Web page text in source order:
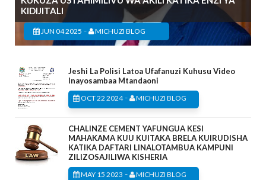
KIDIJITALI
JUN 04 2025 - MICHUZI BLOG
Jeshi La Polisi Latoa Ufafanuzi Kuhusu Video
Inayosambaa Mtandaoni
OCT 22 2024- MICHUZI BLOG
CHALINZE CEMENT YAFUNGUA KESI
MAHAKAMA KUU KUITAKA BRELA KUIRUDISHA
KATIKA DAFTARI LINALOTAMBUA KAMPUNI
ZILIZOSAJILIWA KISHERIA
MAY 15 2023 - MICHUZI BLOG